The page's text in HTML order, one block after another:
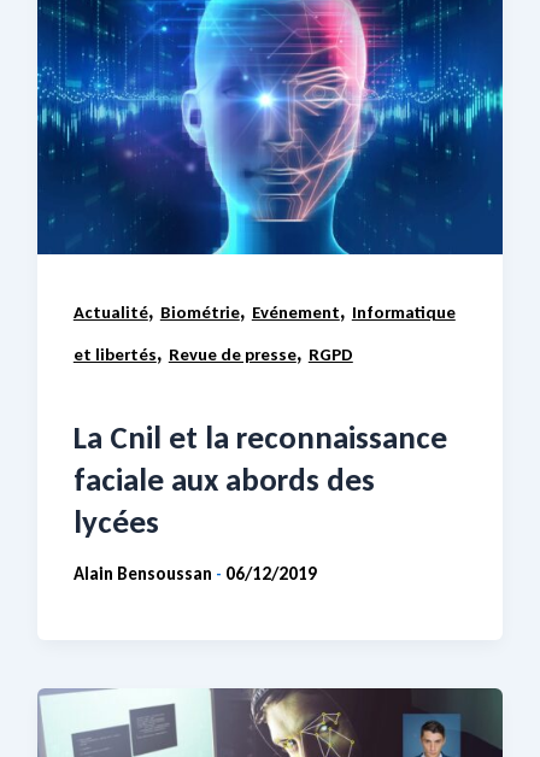
Actualité, Biométrie, Evénement, Informatique
et libertés, Revue de presse, RGPD
La Cnil et la reconnaissance
faciale aux abords des
lycées
Alain Bensoussan - 06/12/2019